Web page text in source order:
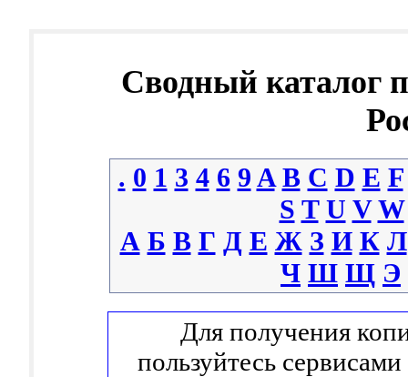
Сводный каталог
. 0 1 3 4 6 9 A B C D E F
S T U V W
А Б В Г Д Е Ж З И К Л
Ч Ш Щ Э
Для получения
пользуйтесь сервисами